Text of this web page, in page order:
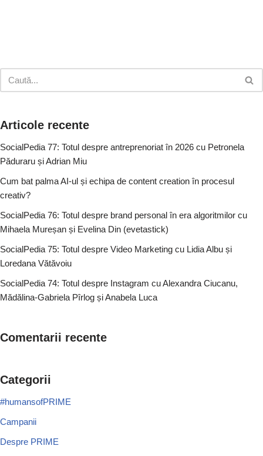
Articole recente
SocialPedia 77: Totul despre antreprenoriat în 2026 cu Petronela
Păduraru și Adrian Miu
Cum bat palma AI-ul și echipa de content creation în procesul
creativ?
SocialPedia 76: Totul despre brand personal în era algoritmilor cu
Mihaela Mureșan și Evelina Din (evetastick)
SocialPedia 75: Totul despre Video Marketing cu Lidia Albu și
Loredana Vătăvoiu
SocialPedia 74: Totul despre Instagram cu Alexandra Ciucanu,
Mădălina-Gabriela Pîrlog și Anabela Luca
Comentarii recente
Categorii
#humansofPRIME
Campanii
Despre PRIME